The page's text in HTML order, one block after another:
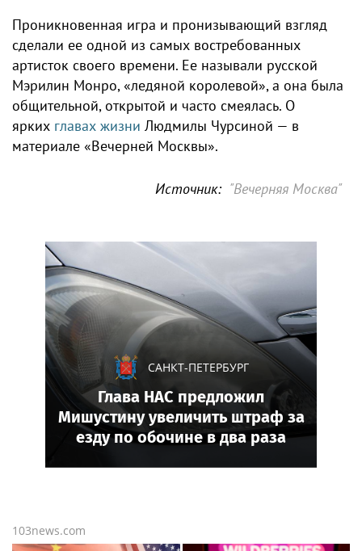
Проникновенная игра и пронизывающий взгляд
сделали ее одной из самых востребованных
артисток своего времени. Ее называли русской
Мэрилин Монро, «ледяной королевой», а она была
общительной, открытой и часто смеялась. О
ярких главах жизни Людмилы Чурсиной — в
материале «Вечерней Москвы».
Источник: "Вечерняя Москва"
103news.com
САНКТ-ПЕТЕРБУРГ
Глава НАС предложил
Мишустину увеличить штраф за
езду по обочине в два раза